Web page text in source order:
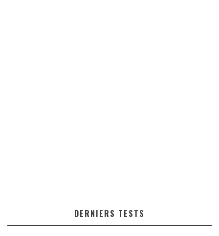
DERNIERS TESTS